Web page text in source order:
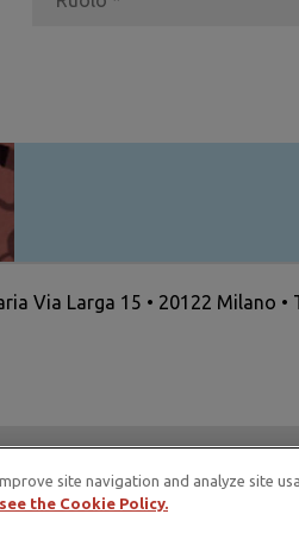
Via Larga 15 • 20122 Milano •
Standards Alliance e
site navigation and analyze site
the Cookie Policy.